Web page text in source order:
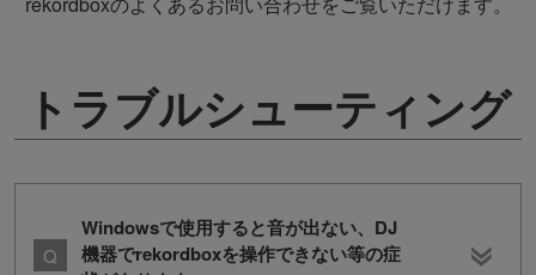
トラブルシューティング
Windowsで使用すると音が出ない、DJ
機器でrekordboxを操作できない等の症